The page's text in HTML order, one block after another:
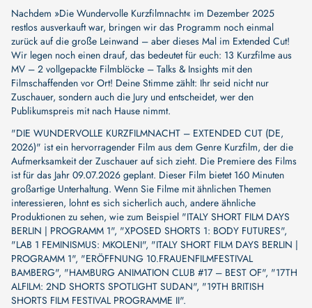
Nachdem »Die Wundervolle Kurzfilmnacht« im Dezember 2025
restlos ausverkauft war, bringen wir das Programm noch einmal
zurück auf die große Leinwand – aber dieses Mal im Extended Cut!
Wir legen noch einen drauf, das bedeutet für euch: 13 Kurzfilme aus
MV – 2 vollgepackte Filmblöcke – Talks & Insights mit den
Filmschaffenden vor Ort! Deine Stimme zählt: Ihr seid nicht nur
Zuschauer, sondern auch die Jury und entscheidet, wer den
Publikumspreis mit nach Hause nimmt.
"DIE WUNDERVOLLE KURZFILMNACHT – EXTENDED CUT (DE,
2026)" ist ein hervorragender Film aus dem Genre Kurzfilm, der die
Aufmerksamkeit der Zuschauer auf sich zieht. Die Premiere des Films
ist für das Jahr 09.07.2026 geplant. Dieser Film bietet 160 Minuten
großartige Unterhaltung. Wenn Sie Filme mit ähnlichen Themen
interessieren, lohnt es sich sicherlich auch, andere ähnliche
Produktionen zu sehen, wie zum Beispiel "ITALY SHORT FILM DAYS
BERLIN | PROGRAMM 1", "XPOSED SHORTS 1: BODY FUTURES",
"LAB 1 FEMINISMUS: MKOLENI", "ITALY SHORT FILM DAYS BERLIN |
PROGRAMM 1", "ERÖFFNUNG 10.FRAUENFILMFESTIVAL
BAMBERG", "HAMBURG ANIMATION CLUB #17 – BEST OF", "17TH
ALFILM: 2ND SHORTS SPOTLIGHT SUDAN", "19TH BRITISH
SHORTS FILM FESTIVAL PROGRAMME II".